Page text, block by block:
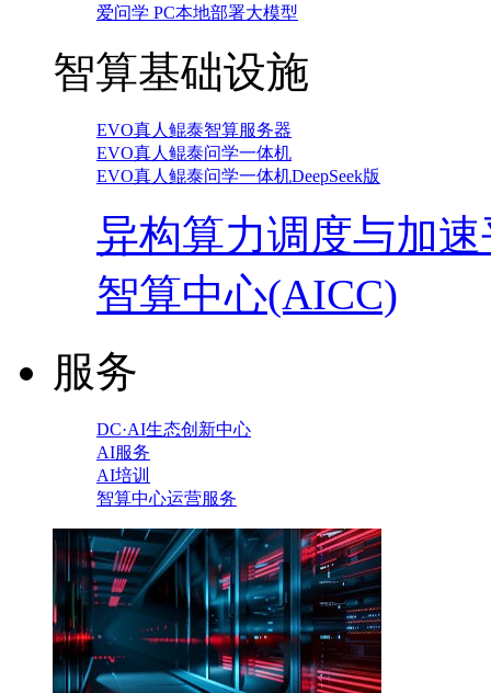
爱问学 PC本地部署大模型
智算基础设施
EVO真人鲲泰智算服务器
EVO真人鲲泰问学一体机
EVO真人鲲泰问学一体机DeepSeek版
异构算力调度与加
智算中心(AICC)
服务
DC·AI生态创新中心
AI服务
AI培训
智算中心运营服务